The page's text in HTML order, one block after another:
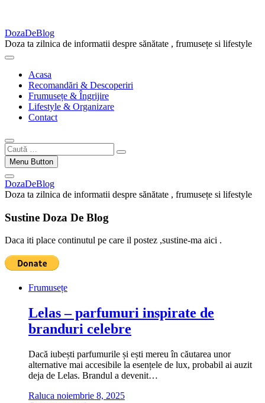
DozaDeBlog
Doza ta zilnica de informatii despre sănătate , frumusețe si lifestyle
Acasa
Recomandări & Descoperiri
Frumusețe & Îngrijire
Lifestyle & Organizare
Contact
Caută
…Menu Button
DozaDeBlog
Doza ta zilnica de informatii despre sănătate , frumusețe si lifestyle
Sustine Doza De Blog
Daca iti place continutul pe care il postez ,sustine-ma aici .
Frumusețe
Lelas – parfumuri inspirate de
branduri celebre
Dacă iubești parfumurile și ești mereu în căutarea unor
alternative mai accesibile la esențele de lux, probabil ai auzit
deja de Lelas. Brandul a devenit…
Raluca noiembrie 8, 2025